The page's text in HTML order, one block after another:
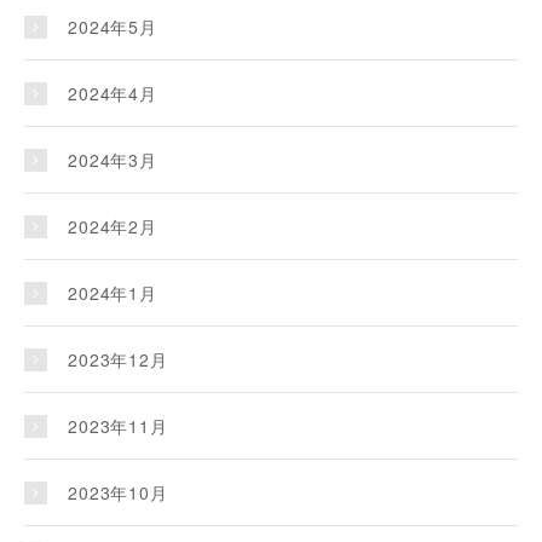
2024年5月
2024年4月
2024年3月
2024年2月
2024年1月
2023年12月
2023年11月
2023年10月